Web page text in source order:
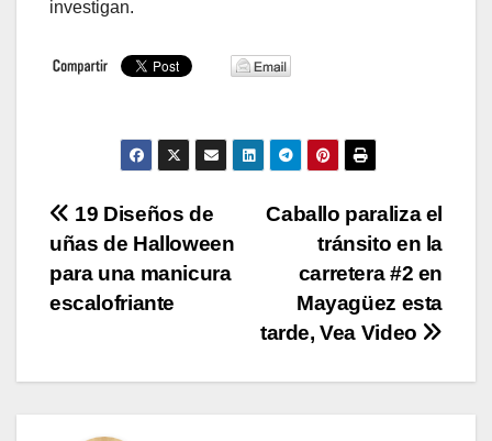
investigan.
Navegación
de
entradas
Caballo paraliza el
tránsito en la
carretera #2 en
Mayagüez esta
tarde, Vea Video
19 Diseños de
uñas de Halloween
para una manicura
escalofriante